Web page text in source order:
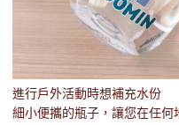
進行戶外活動時想補充水份
細小便攜的瓶子，讓您在任何